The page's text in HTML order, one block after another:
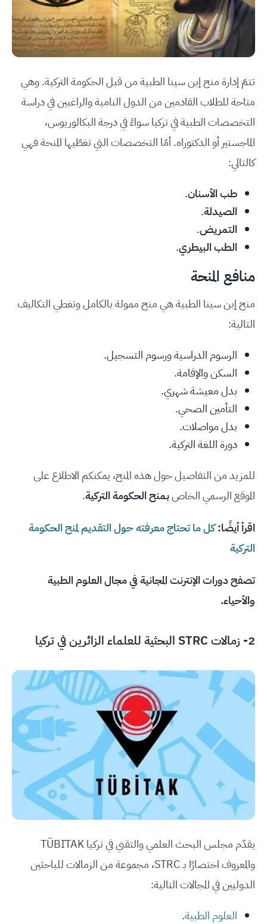
تتمّ إدارة منح إبن سينا الطبية من قبل الحكومة التركية. وهي
متاحة للطلاب القادمين من الدول النامية والراغبين في دراسة
التخصصات الطبية في تركيا سواءً في درجة البكالوريوس،
الماجستير أو الدكتوراه. أمّا التخصصات التي تغطّيها المنحة فهي
كالتالي:
طب الأسنان.
الصيدلة.
التمريض.
الطب البيطري.
منافع المنحة
منح إبن سينا الطبية هي منح ممولة بالكامل وتغطي التكاليف
التالية:
الرسوم الدراسية ورسوم التسجيل.
السكن والإقامة.
بدل معيشة شهري.
التأمين الصحي.
بدل مواصلات.
دورة اللغة التركية.
للمزيد من التفاصيل حول هذه المنح، يمكنكم الاطلاع على
الموقع الرسمي الخاصبمنح الحكومة التركية.
اقرأ أيضًا:كل ما تحتاج معرفته حول التقديم لمنح الحكومة
التركية
تصفحدورات الإنترنت المجانية في مجال العلوم الطبية
والأحياء.
2- زمالات STRC البحثية للعلماء الزائرين في تركيا
يقدّم مجلس البحث العلمي والتقني في تركيا TÜBİTAK
والمعروف اختصارًا بـ STRC، مجموعة من الزمالات للباحثين
الدوليين في المجالات التالية:
العلوم الطبية.